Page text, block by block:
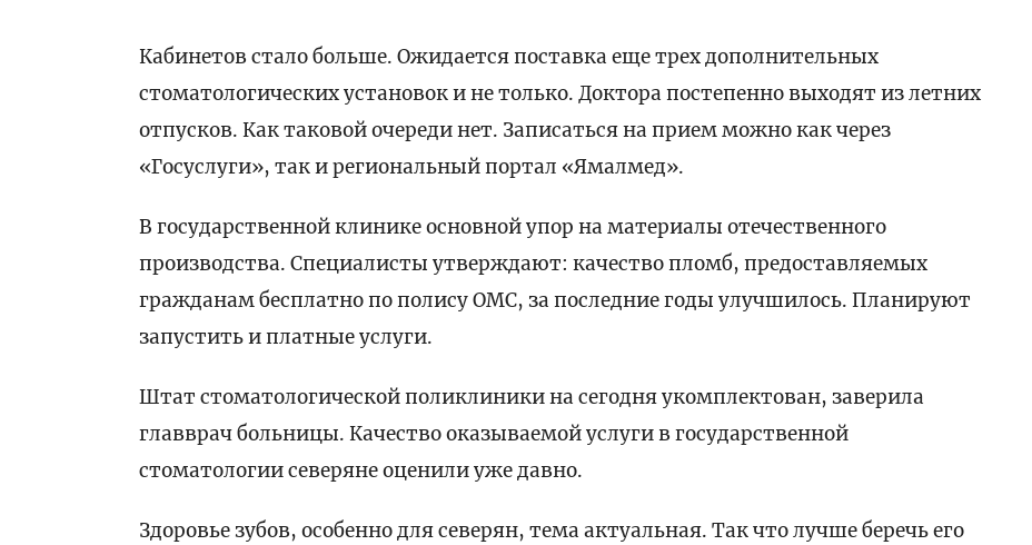
Кабинетов стало больше. Ожидается поставка еще трех дополнительных
стоматологических установок и не только. Доктора постепенно выходят из летних
отпусков. Как таковой очереди нет. Записаться на прием можно как через
«Госуслуги», так и региональный портал «Ямалмед».
В государственной клинике основной упор на материалы отечественного
производства. Специалисты утверждают: качество пломб, предоставляемых
гражданам бесплатно по полису ОМС, за последние годы улучшилось. Планируют
запустить и платные услуги.
Штат стоматологической поликлиники на сегодня укомплектован, заверила
главврач больницы. Качество оказываемой услуги в государственной
стоматологии северяне оценили уже давно.
Здоровье зубов, особенно для северян, тема актуальная. Так что лучше беречь его